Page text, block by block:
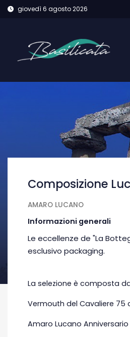
giovedì 6 agosto 2026
Composizione
AMARO LUCANO
Informazioni generali
Le eccellenze de "La
esclusivo packaging.
La selezione è composta
Vermouth del Cavaliere 75
Amaro Lucano Anniversario